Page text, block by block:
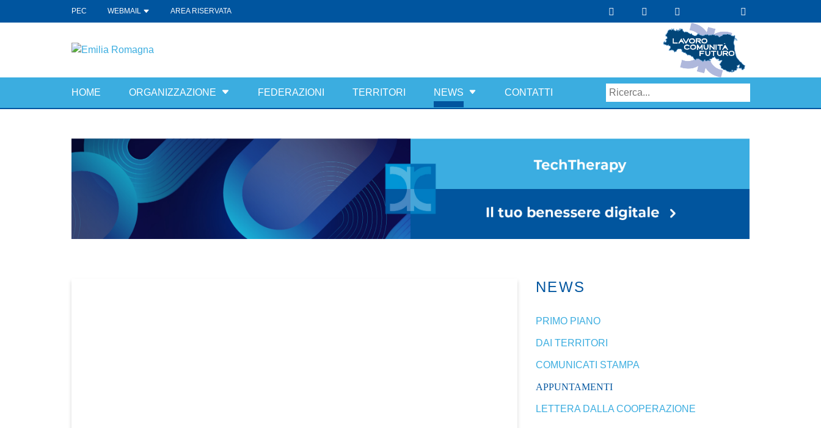
PEC WEBMAIL AREA RISERVATA
HOME ORGANIZZAZIONE FEDERAZIONI TERRITORI NEWS CONTATTI
NEWS
PRIMO PIANO
DAI TERRITORI
COMUNICATI STAMPA
APPUNTAMENTI
LETTERA DALLA COOPERAZIONE